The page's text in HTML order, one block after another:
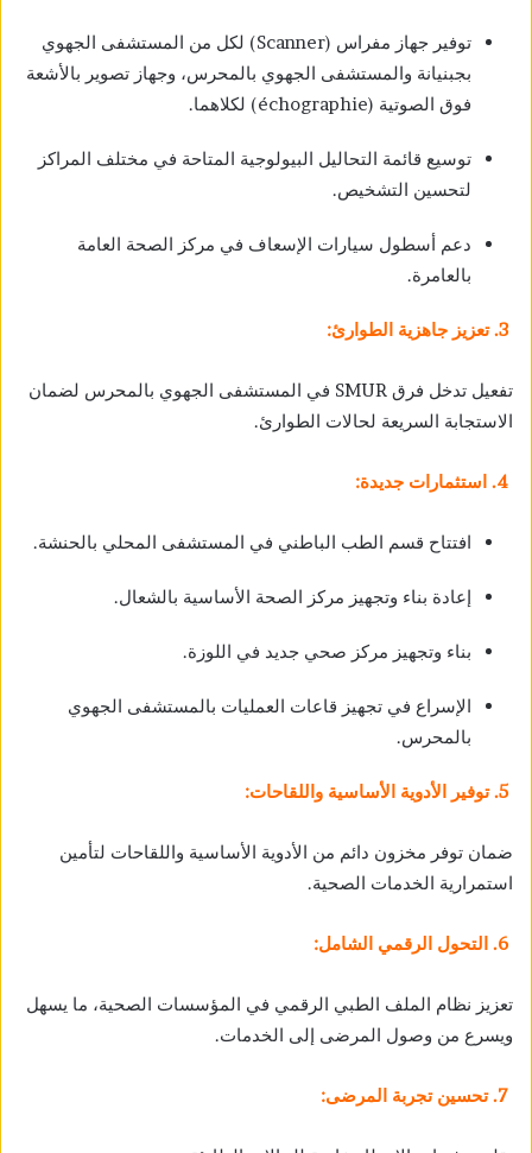
توفير جهاز مفراس (Scanner) لكل من المستشفى الجهوي
بجبنيانة والمستشفى الجهوي بالمحرس، وجهاز تصوير بالأشعة
فوق الصوتية (échographie) لكلاهما.
توسيع قائمة التحاليل البيولوجية المتاحة في مختلف المراكز
لتحسين التشخيص.
دعم أسطول سيارات الإسعاف في مركز الصحة العامة
بالعامرة.
3. تعزيز جاهزية الطوارئ:
تفعيل تدخل فرق SMUR في المستشفى الجهوي بالمحرس لضمان
الاستجابة السريعة لحالات الطوارئ.
4. استثمارات جديدة:
افتتاح قسم الطب الباطني في المستشفى المحلي بالحنشة.
إعادة بناء وتجهيز مركز الصحة الأساسية بالشعال.
بناء وتجهيز مركز صحي جديد في اللوزة.
الإسراع في تجهيز قاعات العمليات بالمستشفى الجهوي
بالمحرس.
5. توفير الأدوية الأساسية واللقاحات:
ضمان توفر مخزون دائم من الأدوية الأساسية واللقاحات لتأمين
استمرارية الخدمات الصحية.
6. التحول الرقمي الشامل:
تعزيز نظام الملف الطبي الرقمي في المؤسسات الصحية، ما يسهل
ويسرع من وصول المرضى إلى الخدمات.
7. تحسين تجربة المرضى: